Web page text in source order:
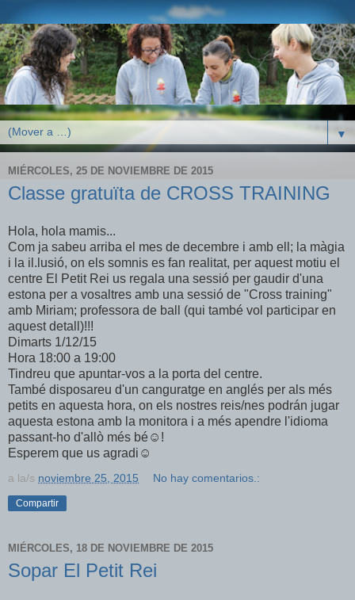
▼
MIÉRCOLES, 25 DE NOVIEMBRE DE 2015
Classe gratuïta de CROSS TRAINING
Hola, hola mamis...
Com ja sabeu arriba el mes de decembre i amb ell; la màgia
i la il.lusió, on els somnis es fan realitat, per aquest motiu el
centre El Petit Rei us regala una sessió per gaudir d'una
estona per a vosaltres amb una sessió de "Cross training"
amb Miriam; professora de ball (qui també vol participar en
aquest detall)!!!
Dimarts 1/12/15
Hora 18:00 a 19:00
Tindreu que apuntar-vos a la porta del centre.
També disposareu d'un canguratge en anglés per als més
petits en aquesta hora, on els nostres reis/nes podrán jugar
aquesta estona amb la monitora i a més apendre l'idioma
passant-ho d'allò més bé☺️!
Esperem que us agradi☺️
a la/s noviembre 25, 2015 No hay comentarios.:
Compartir
MIÉRCOLES, 18 DE NOVIEMBRE DE 2015
Sopar El Petit Rei